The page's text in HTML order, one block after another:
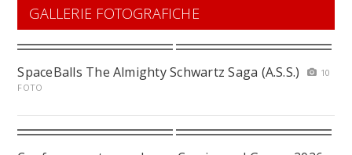
GALLERIE FOTOGRAFICHE
SpaceBalls The Almighty Schwartz Saga (A.S.S.)
10
FOTO